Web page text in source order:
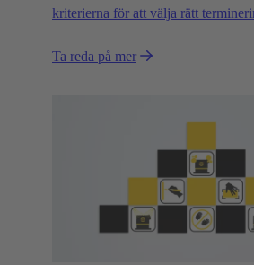
kriterierna för att välja rätt
Ta reda på mer